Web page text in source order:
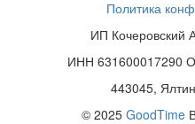
Политика
ИП Кочеровский
ИНН 631600017290
443045,
© 2025 GoodTime